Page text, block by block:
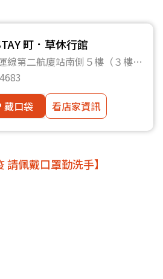
町．草休行館
線第二航廈站南側５樓（３樓出
５樓南側商場）
藏口袋
看店家資訊
請佩戴口罩勤洗手】